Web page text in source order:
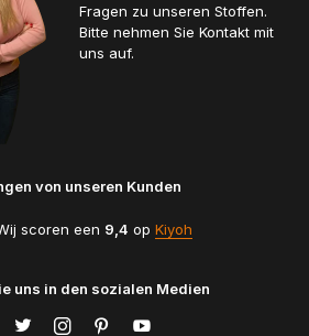
Fragen zu unseren Stoffen.
Bitte nehmen Sie Kontakt mit
uns auf.
von unseren Kunden
scoren een 9,4 op Kiyoh
uns in den sozialen Medien